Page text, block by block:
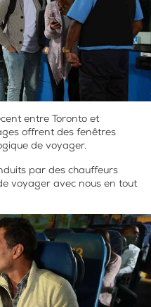
entre Toronto et
offrent des fenêtres
de voyager.
par des chauffeurs
voyager avec nous en tout